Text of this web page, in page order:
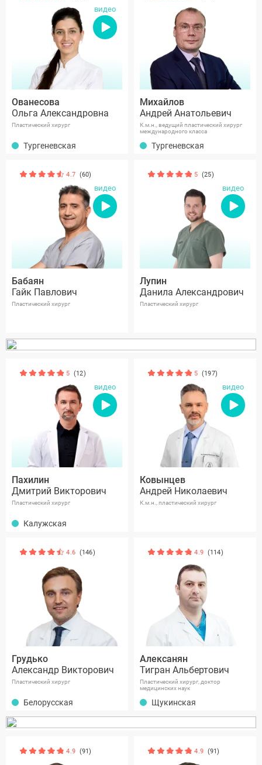
видео
Ованесова
Ольга Александровна
Пластический хирург
Тургеневская
Михайлов
Андрей Анатольевич
К.м.н., ведущий пластический хирург
международного класса
Тургеневская
4.7 (60)
видео
Бабаян
Гайк Павлович
Пластический хирург
5 (25)
видео
Лупин
Данила Александрович
Пластический хирург
5 (12)
видео
Пахилин
Дмитрий Викторович
Пластический хирург
Калужская
5 (197)
видео
Ковынцев
Андрей Николаевич
К.м.н., пластический хирург
4.6 (146)
Грудько
Александр Викторович
Пластический хирург
Белорусская
4.9 (114)
Алексанян
Тигран Альбертович
Пластический хирург, доктор
медицинских наук
Щукинская
4.9 (91) 4.9 (91)